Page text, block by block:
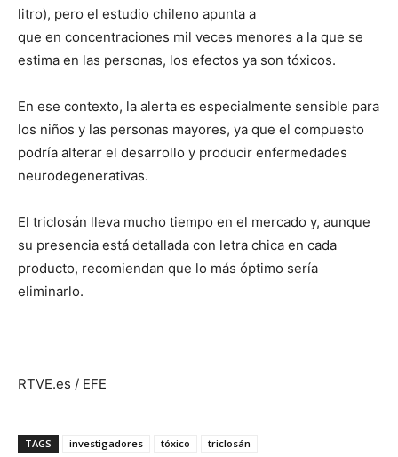
litro), pero el estudio chileno apunta a
que en concentraciones mil veces menores a la que se
estima en las personas, los efectos ya son tóxicos.
En ese contexto, la alerta es especialmente sensible para
los niños y las personas mayores, ya que el compuesto
podría alterar el desarrollo y producir enfermedades
neurodegenerativas.
El triclosán lleva mucho tiempo en el mercado y, aunque
su presencia está detallada con letra chica en cada
producto, recomiendan que lo más óptimo sería
eliminarlo.
RTVE.es / EFE
TAGS investigadores tóxico triclosán